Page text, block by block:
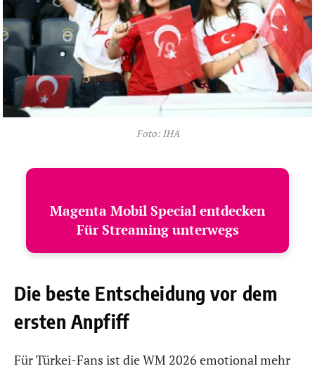
Foto: IHA
Magenta Mobil Special entdecken
Für Streaming unterwegs
Die beste Entscheidung vor dem
ersten Anpfiff
Für Türkei-Fans ist die WM 2026 emotional mehr